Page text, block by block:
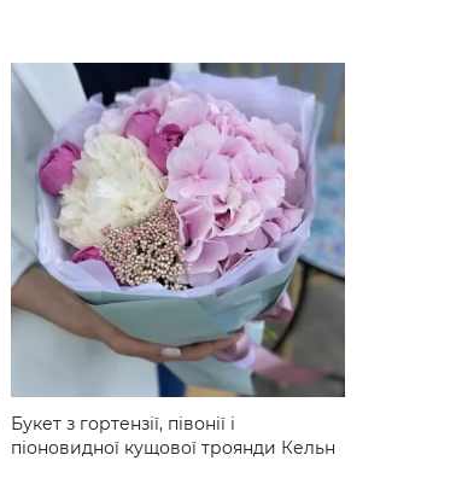
Букет з гортензії, півонії і
піоновидної кущової троянди Кельн